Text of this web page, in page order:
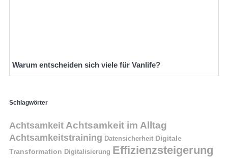
Warum entscheiden sich viele für Vanlife?
Schlagwörter
Achtsamkeit Achtsamkeit im Alltag
Achtsamkeitstraining Datensicherheit Digitale
Transformation Digitalisierung Effizienzsteigerung